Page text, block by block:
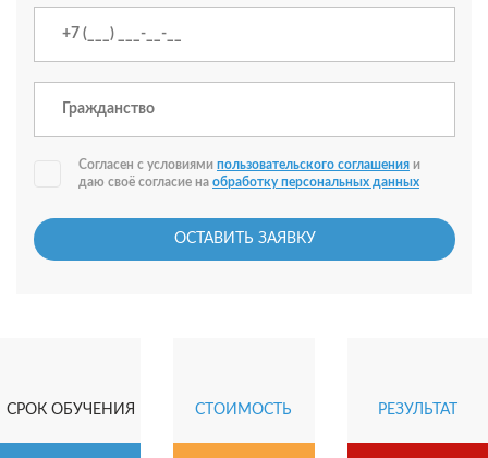
Согласен с условиями пользовательского соглашения и
даю своё согласие на обработку персональных данных
ОСТАВИТЬ ЗАЯВКУ
СРОК ОБУЧЕНИЯ СТОИМОСТЬ РЕЗУЛЬТАТ